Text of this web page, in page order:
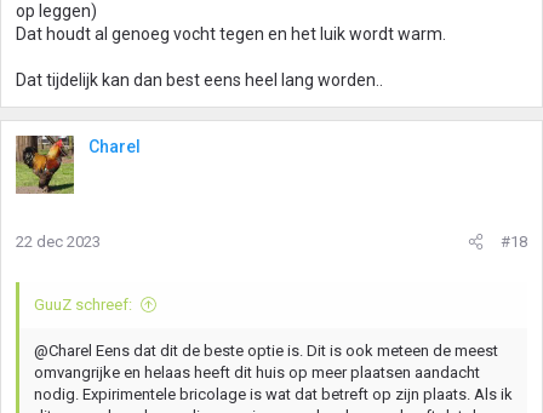
op leggen)
Dat houdt al genoeg vocht tegen en het luik wordt warm.
Dat tijdelijk kan dan best eens heel lang worden..
Charel
22 dec 2023 #18
GuuZ schreef:
@Charel Eens dat dit de beste optie is. Dit is ook meteen de meest
omvangrijke en helaas heeft dit huis op meer plaatsen aandacht
nodig. Expirimentele bricolage is wat dat betreft op zijn plaats. Als ik